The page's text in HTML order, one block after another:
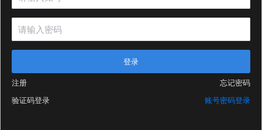
登录
注册
忘记密码
验证码登录
账号密码登录